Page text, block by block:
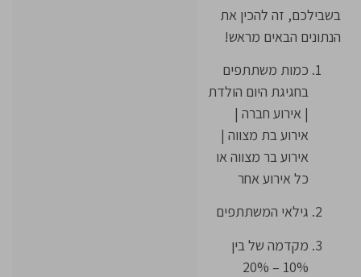
בשבילכם, זה להכין את
הנתונים הבאים מראש!
כמות משתתפים
בחגיגת היום הולדת
| אירוע חברה |
אירוע בת מצווה |
אירוע בר מצווה או
כל אירוע אחר
גילאי המשתתפים
מקדמה של בין
10% – 20%